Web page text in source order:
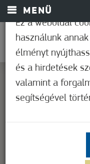
MENÜ
This page can't
Do you own this
Ez a weboldal
használunk
élményt
és a hirdetések
valamint a
segítségével